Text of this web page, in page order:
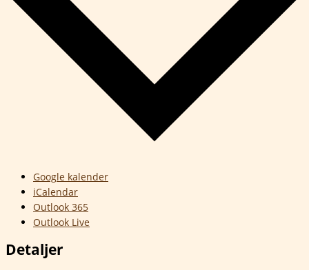
Google kalender
iCalendar
Outlook 365
Outlook Live
Detaljer